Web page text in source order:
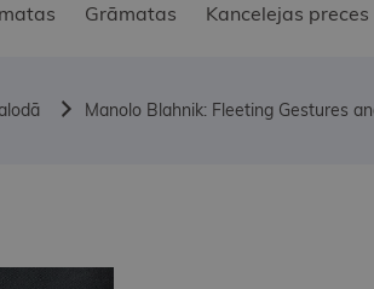
Grāmatas Kancelejas preces
Manolo Blahnik: Fleeting Gestures